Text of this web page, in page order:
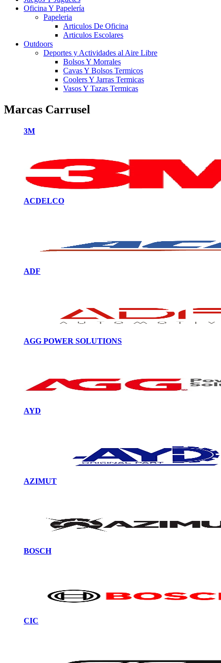
Oficina Y Papelería
Papeleria
Articulos De Oficina
Articulos Escolares
Outdoors
Deportes y Actividades al Aire Libre
Bolsos Y Morrales
Cavas Y Bolsos Termicos
Coolers Y Jarras Termicas
Vasos Y Tazas Termicas
Marcas Carrusel
3M
ACDELCO
ADF
AGG POWER SOLUTIONS
AYD
AZIMUT
BOSCH
CIC